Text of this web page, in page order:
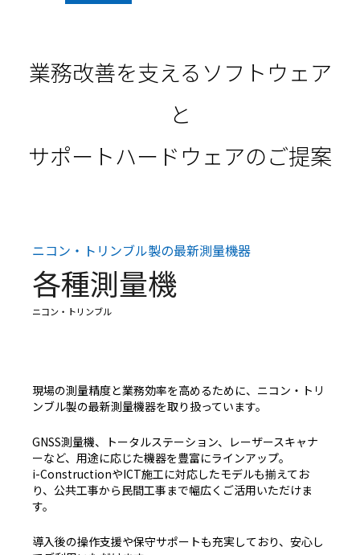
業務改善を支えるソフトウェア
と
サポートハードウェアのご提案
ニコン・トリンブル製の最新測量機器
各種測量機
ニコン・トリンブル
現場の測量精度と業務効率を高めるために、ニコン・トリ
ンブル製の最新測量機器を取り扱っています。
GNSS測量機、トータルステーション、レーザースキャナ
ーなど、用途に応じた機器を豊富にラインアップ。
i-ConstructionやICT施工に対応したモデルも揃えてお
り、公共工事から民間工事まで幅広くご活用いただけま
す。
導入後の操作支援や保守サポートも充実しており、安心し